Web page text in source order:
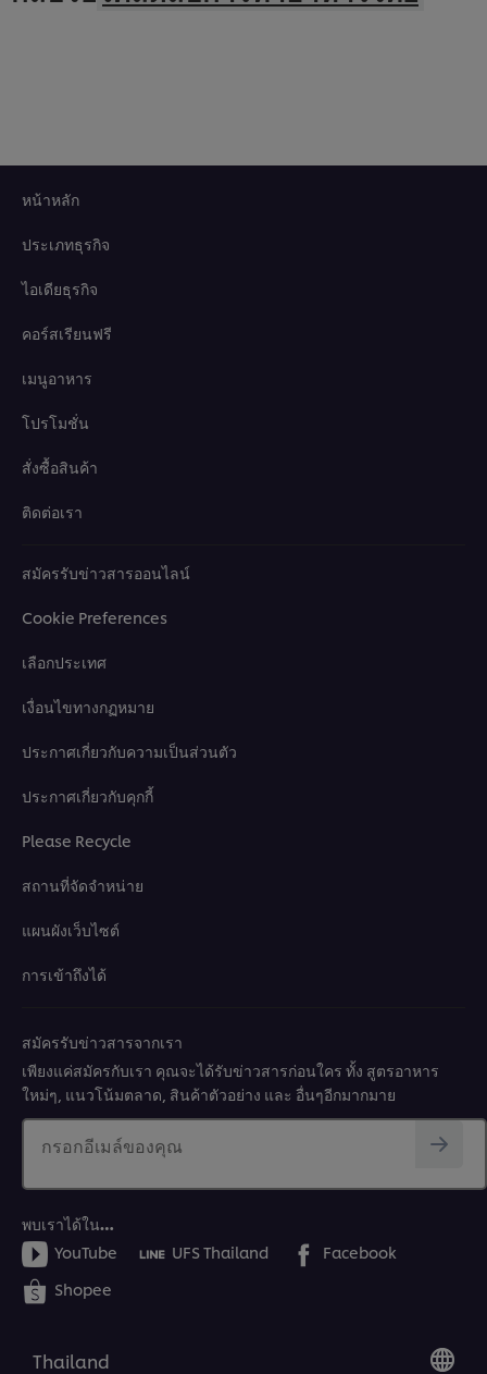
หน้าหลัก
ประเภทธุรกิจ
ไอเดียธุรกิจ
คอร์สเรียนฟรี
เมนูอาหาร
โปรโมชั่น
สั่งซื้อสินค้า
ติดต่อเรา
สมัครรับข่าวสารออนไลน์
Cookie Preferences
เลือกประเทศ
เงื่อนไขทางกฏหมาย
ประกาศเกี่ยวกับความเป็นส่วนตัว
ประกาศเกี่ยวกับคุกกี้
Please Recycle
สถานที่จัดจำหน่าย
แผนผังเว็บไซต์
การเข้าถึงได้
สมัครรับข่าวสารจากเรา
เพียงแค่สมัครกับเรา คุณจะได้รับข่าวสารก่อนใคร ทั้ง สูตรอาหาร
ใหม่ๆ, แนวโน้มตลาด, สินค้าตัวอย่าง และ อื่นๆอีกมากมาย
กรอกอีเมล์ของคุณ
พบเราได้ใน…
YouTube
UFS Thailand
Facebook
Shopee
Thailand